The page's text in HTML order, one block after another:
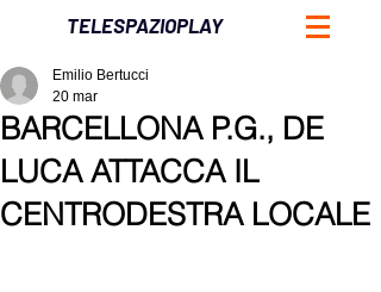
TELESPAZIOPLAY
BARCELLONA P.G., DE
LUCA ATTACCA IL
CENTRODESTRA LOCALE
Emilio Bertucci
20 mar